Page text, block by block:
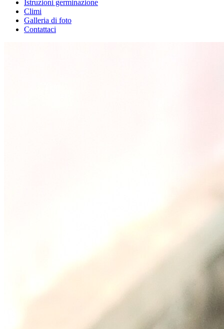
Istruzioni germinazione
Climi
Galleria di foto
Contattaci